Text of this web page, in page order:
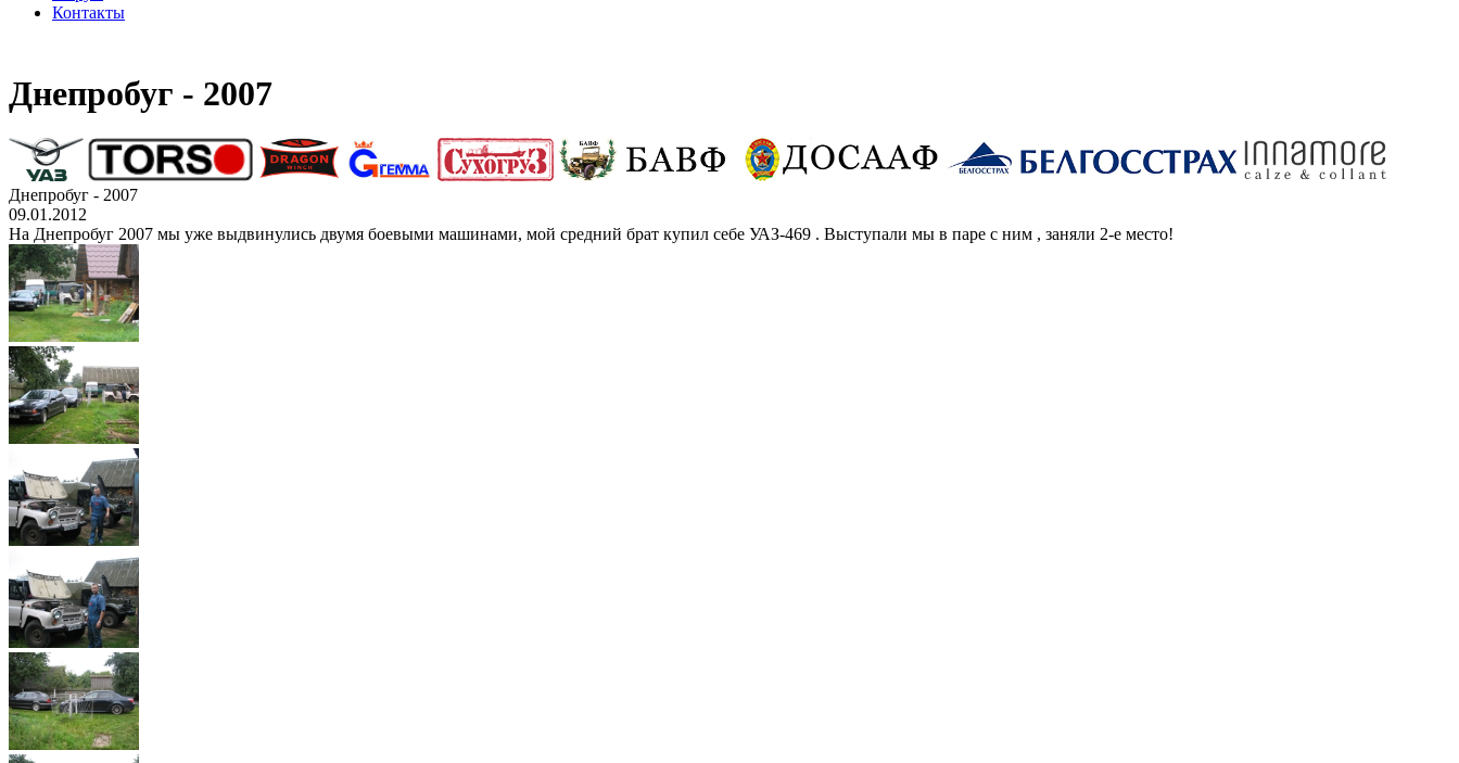
Контакты
Днепробуг - 2007
Днепробуг - 2007
09.01.2012
На Днепробуг 2007 мы уже выдвинулись двумя боевыми машинами, мой средний брат купил себе УАЗ-469 . Выступали мы в паре с ним , заняли 2-е место!